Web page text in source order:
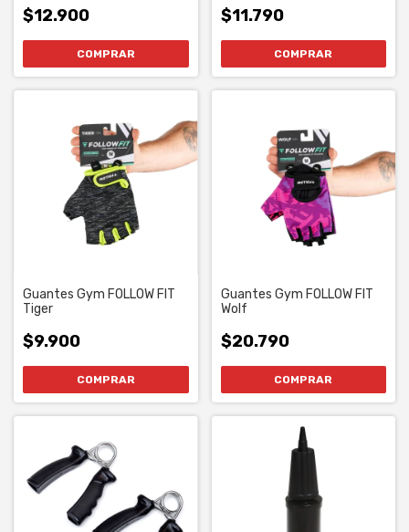
$12.900
COMPRAR
$11.790
COMPRAR
Guantes Gym FOLLOW FIT
Tiger
$9.900
COMPRAR
Guantes Gym FOLLOW FIT
Wolf
$20.790
COMPRAR